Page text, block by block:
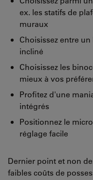
ex. les statifs de
muraux
Choisissez entre
incliné
Choisissez les
mieux à vos
Profitez d'une
intégrés
Positionnez le
réglage facile
Dernier point et non
faibles coûts de